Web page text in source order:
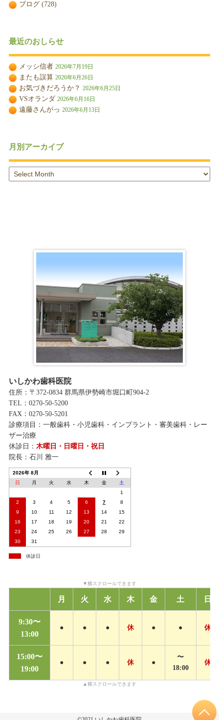
ブログ(728)
最近のおしらせ
メッシ信者 2026年7月19日
またも誤算 2026年6月26日
お気づきだろうか？ 2026年6月25日
VSオランダ 2026年6月16日
遠藤さんがっ 2026年6月13日
月別アーカイブ
いしかわ歯科医院
住所：〒372-0834 群馬県伊勢崎市堀口町904-2
TEL：0270-50-5200
FAX：0270-50-5201
診療項目：一般歯科・小児歯科・インプラント・審美歯科・レー
ザー治療
休診日： 木曜日・日曜日・祝日
院長：石川 雅一
2026年 8月
日
月 火 水 木 金
土
1
2
3 4 5 6 7
8
9
10 11 12 13 14
15
16
17 18 19 20 21
22
23
24 25 26 27 28
29
30
31
休診日
月 火 水 木 金 土 日
9:30〜
13:00
● ● ● 休 ● ● 休
15:00〜
19:00
● ● ● 休 ●
〜
18:00
休